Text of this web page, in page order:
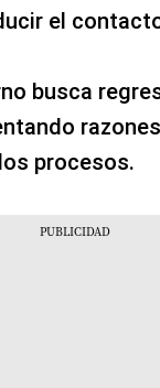
el
busca
procesos.